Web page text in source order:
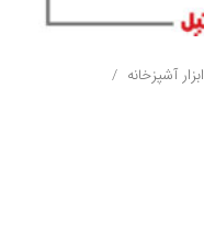
ابزار آشپزخانه